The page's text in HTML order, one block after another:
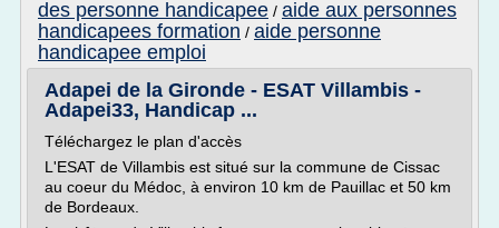
des personne handicapee / aide aux personnes
handicapees formation / aide personne
handicapee emploi
Adapei de la Gironde - ESAT Villambis -
Adapei33, Handicap ...
Téléchargez le plan d'accès
L'ESAT de Villambis est situé sur la commune de Cissac
au coeur du Médoc, à environ 10 km de Pauillac et 50 km
de Bordeaux.